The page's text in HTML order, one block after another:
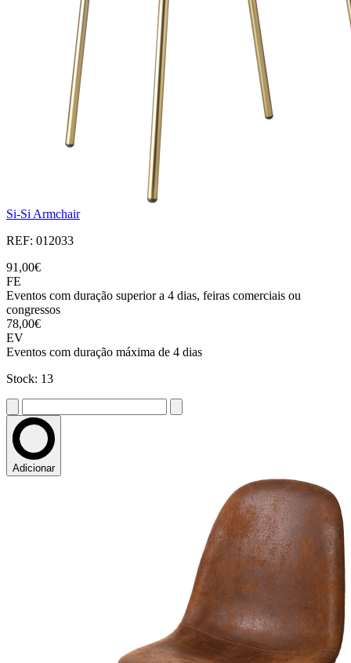
Si-Si Armchair
REF: 012033
91,00€
FE
Eventos com duração superior a 4 dias, feiras comerciais ou
congressos
78,00€
EV
Eventos com duração máxima de 4 dias
Stock: 13
Adicionar